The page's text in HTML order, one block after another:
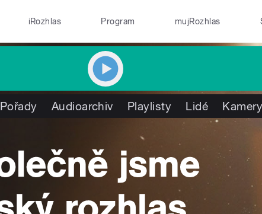
iRozhlas Program mujRozhlas
Pořady Audioarchiv Playlisty Lidé Kamery